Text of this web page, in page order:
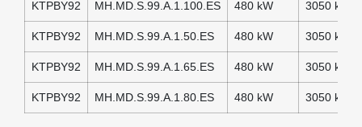
KTPBY92 MH.MD.S.99.A.1.100.ES 480 kW 3050 kW
KTPBY92 MH.MD.S.99.A.1.50.ES 480 kW 3050 kW
KTPBY92 MH.MD.S.99.A.1.65.ES 480 kW 3050 kW
KTPBY92 MH.MD.S.99.A.1.80.ES 480 kW 3050 kW